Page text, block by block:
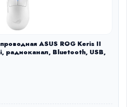
ASUS ROG Keris II
Bluetooth, USB,